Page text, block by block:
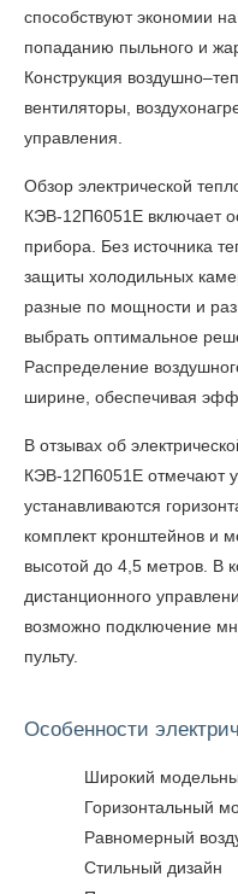
способствуют экономии
попаданию пыльного и
Конструкция
вентиляторы,
управления.
Обзор электрической
КЭВ-12П6051Е включает
прибора. Без источника
защиты холодильных
разные по мощности и
выбрать оптимальное
Распределение
ширине, обеспечивая
В отзывах об
КЭВ-12П6051Е отмечают
устанавливаются
комплект кронштейнов и
высотой до 4,5 метров. В
дистанционного
возможно подключение
пульту.
Особенности
Широкий
Горизонтальный
Равномерный
Стильный дизайн